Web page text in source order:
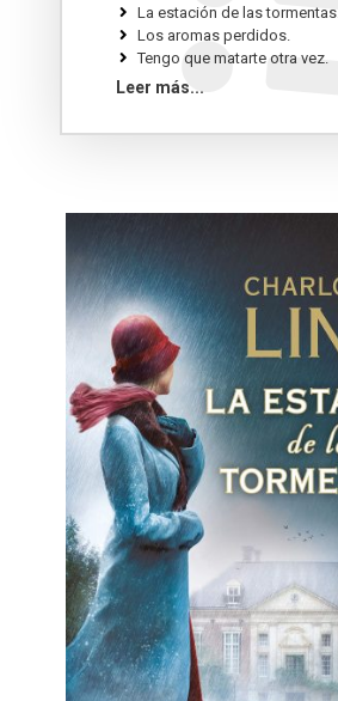
La estación de las tormentas.
Los aromas perdidos.
Tengo que matarte otra vez.
Los lazos de la tierra.
Leer más...